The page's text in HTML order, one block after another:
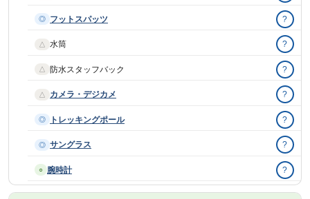
◎ フットスパッツ ?
△ 水筒 ?
△ 防水スタッフバック ?
△ カメラ・デジカメ ?
◎ トレッキングポール ?
◎ サングラス ?
○ 腕時計 ?